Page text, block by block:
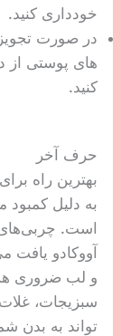
خودداری کنید.
در صورت
های پوستی از
کنید.
حرف آخر
بهترین راه
به دلیل کمبود
است. چربی‌های
آووکادو
و لب ضروری
سبزیجات،
تواند به بدن